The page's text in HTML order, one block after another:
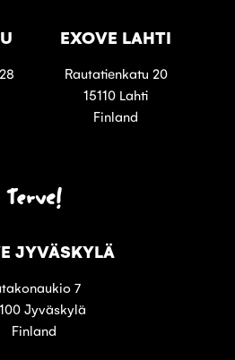
EXOVE LAHTI
Rautatienkatu 20
15110 Lahti
Finland
Terve!
JYVÄSKYLÄ
7
Jyväskylä
Finland